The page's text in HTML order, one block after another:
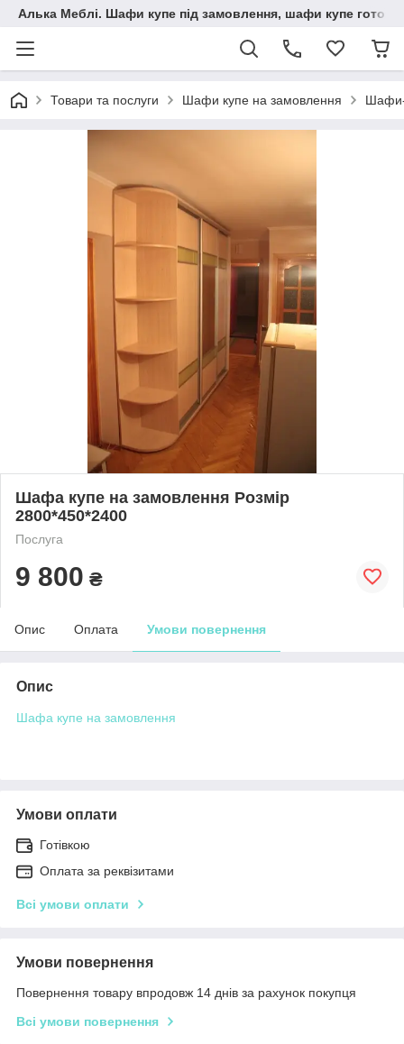
Алька Меблі. Шафи купе під замовлення, шафи купе готові,
Товари та послуги Шафи купе на замовлення Шафи-
Шафа купе на замовлення Розмір
2800*450*2400
Послуга
9 800 ₴
Опис Оплата Умови повернення
Опис
Шафа купе на замовлення
Умови оплати
Готівкою
Оплата за реквізитами
Всі умови оплати
Умови повернення
Повернення товару впродовж 14 днів за рахунок покупця
Всі умови повернення